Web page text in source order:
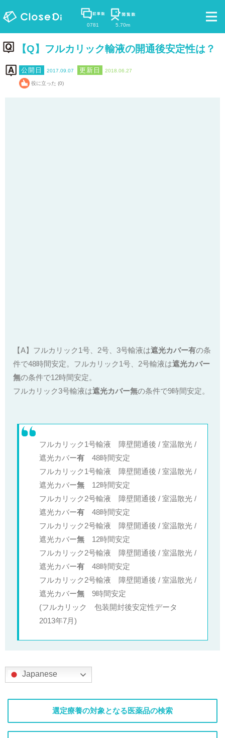
0781 5.70m
【Q】フルカリック輸液の開通後安定性は？
2017.09.07 2018.06.27
役に立った (0)
【A】フルカリック1号、2号、3号輸液は遮光カバー有の条
件で48時間安定。フルカリック1号、2号輸液は遮光カバー
無の条件で12時間安定。
フルカリック3号輸液は遮光カバー無の条件で9時間安定。
フルカリック1号輸液 障壁開通後 / 室温散光 /
遮光カバー有 48時間安定
フルカリック1号輸液 障壁開通後 / 室温散光 /
遮光カバー無 12時間安定
フルカリック2号輸液 障壁開通後 / 室温散光 /
遮光カバー有 48時間安定
フルカリック2号輸液 障壁開通後 / 室温散光 /
遮光カバー無 12時間安定
フルカリック2号輸液 障壁開通後 / 室温散光 /
遮光カバー有 48時間安定
フルカリック2号輸液 障壁開通後 / 室温散光 /
遮光カバー無 9時間安定
(フルカリック 包装開封後安定性データ
2013年7月)
Japanese
選定療養の対象となる医薬品の検索